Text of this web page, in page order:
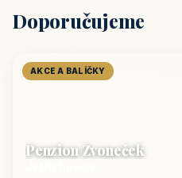
Doporučujeme
AKCE A BALÍČKY
Penzion Zvoneček